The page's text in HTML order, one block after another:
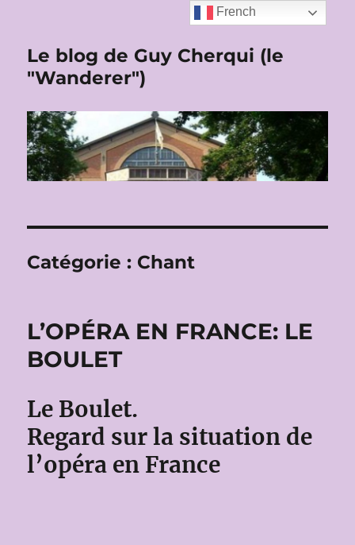
Le blog de Guy Cherqui (le
"Wanderer")
Catégorie : Chant
L’OPÉRA EN FRANCE: LE
BOULET
Le Boulet.
Regard sur la situation de
l’opéra en France
French